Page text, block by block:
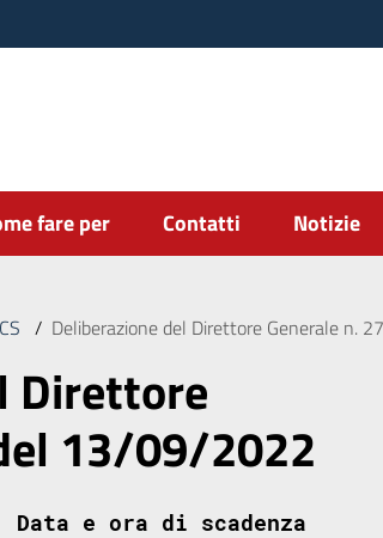
fare per Contatti Notizie
/ Deliberazione del Direttore Generale n.
Direttore
13/09/2022
Data e ora di scadenza